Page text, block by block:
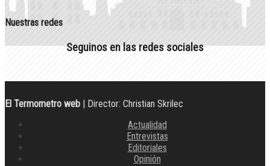
Nuestras redes
Seguinos en las redes sociales
El Termometro web | Director: Christian Skrilec
Actualidad
Entrevistas
Editoriales
Opinión